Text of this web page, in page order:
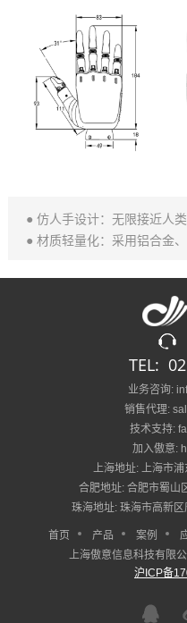
● 仿人手设计：无限接近人
● 材质轻量化：采用铝合金
TEL:
业务咨询:
销售代理:
技术支持:
加入傲意:
上海地址: 上海市
合肥地址: 合肥市蜀山
珠海地址: 珠海市高新
首页 产品 案例
上海傲意信息科技有限
沪ICP备